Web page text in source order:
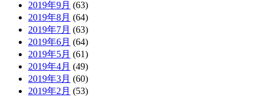
2019年9月 (63)
2019年8月 (64)
2019年7月 (63)
2019年6月 (64)
2019年5月 (61)
2019年4月 (49)
2019年3月 (60)
2019年2月 (53)